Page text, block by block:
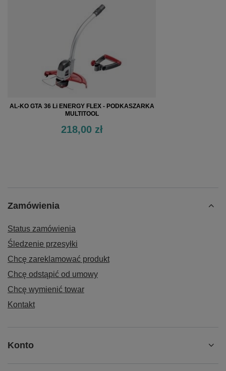
AL-KO GTA 36 Li ENERGY FLEX - PODKASZARKA
MULTITOOL
218,00 zł
Zamówienia
Status zamówienia
Śledzenie przesyłki
Chcę zareklamować produkt
Chcę odstąpić od umowy
Chcę wymienić towar
Kontakt
Konto